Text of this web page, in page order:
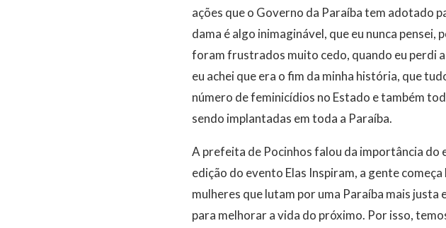
ações que o Governo da Paraíba tem adotado
dama é algo inimaginável, que eu nunca pensei,
foram frustrados muito cedo, quando eu perdi
eu achei que era o fim da minha história, que
número de feminicídios no Estado e também
sendo implantadas em toda a Paraíba.
A prefeita de Pocinhos falou da importância
edição do evento Elas Inspiram, a gente
mulheres que lutam por uma Paraíba mais justa
para melhorar a vida do próximo. Por isso,